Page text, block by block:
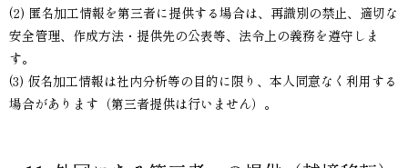
(2) 匿名加工情報を第三者に提供する場合は、再識別の禁止、適切な
安全管理、作成方法・提供先の公表等、法令上の義務を遵守しま
す。
(3) 仮名加工情報は社内分析等の目的に限り、本人同意なく利用する
場合があります（第三者提供は行いません）。